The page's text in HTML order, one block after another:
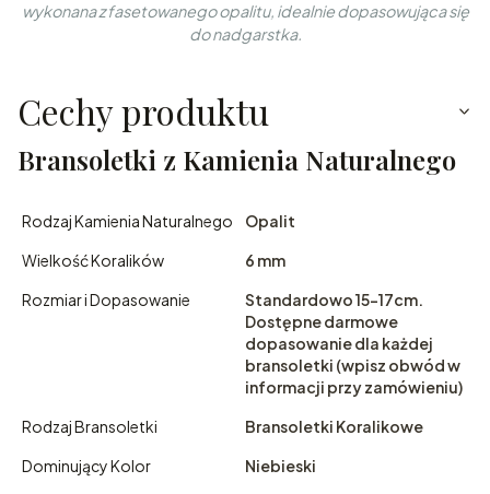
wykonana z fasetowanego opalitu, idealnie dopasowująca się
do nadgarstka.
Cechy produktu
Bransoletki z Kamienia Naturalnego
Rodzaj Kamienia Naturalnego
Opalit
Wielkość Koralików
6 mm
Rozmiar i Dopasowanie
Standardowo 15-17cm.
Dostępne darmowe
dopasowanie dla każdej
bransoletki (wpisz obwód w
informacji przy zamówieniu)
Rodzaj Bransoletki
Bransoletki Koralikowe
Dominujący Kolor
Niebieski